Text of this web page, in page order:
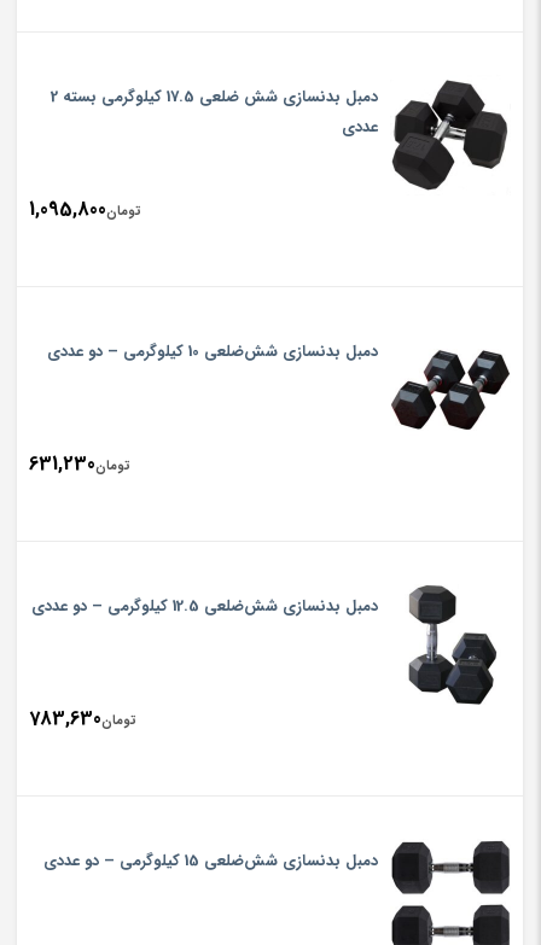
دمبل بدنسازی شش ضلعی 17.5 کیلوگرمی بسته 2
عددی
تومان1,095,800
دمبل بدنسازی شش‌ضلعی 10 کیلوگرمی – دو عددی
تومان631,230
دمبل بدنسازی شش‌ضلعی 12.5 کیلوگرمی – دو عددی
تومان783,630
دمبل بدنسازی شش‌ضلعی 15 کیلوگرمی – دو عددی